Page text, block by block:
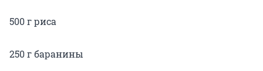
500 г риса
250 г баранины